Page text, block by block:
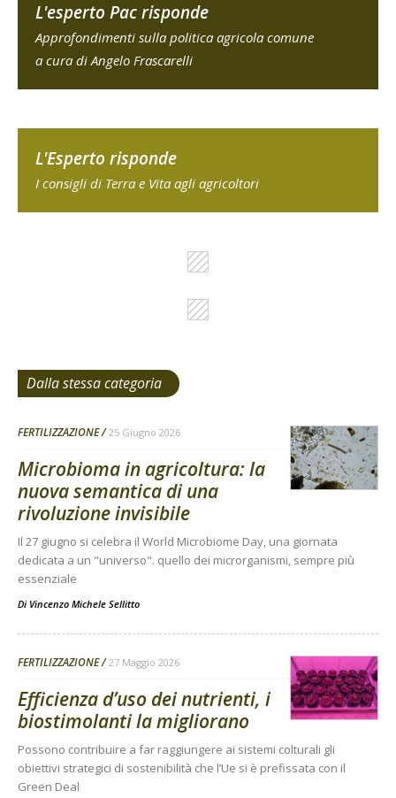
L'esperto Pac risponde
Approfondimenti sulla politica agricola comune
a cura di Angelo Frascarelli
L'Esperto risponde
I consigli di Terra e Vita agli agricoltori
Dalla stessa categoria
FERTILIZZAZIONE 25 Giugno 2026
Microbioma in agricoltura: la
nuova semantica di una
rivoluzione invisibile
Il 27 giugno si celebra il World Microbiome Day, una giornata
dedicata a un "universo". quello dei microrganismi, sempre più
essenziale
Di Vincenzo Michele Sellitto
FERTILIZZAZIONE 27 Maggio 2026
Efficienza d’uso dei nutrienti, i
biostimolanti la migliorano
Possono contribuire a far raggiungere ai sistemi colturali gli
obiettivi strategici di sostenibilità che l’Ue si è prefissata con il
Green Deal